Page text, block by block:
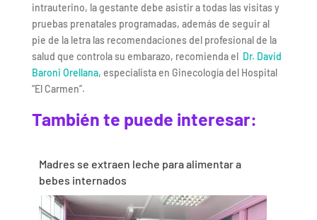
intrauterino, la gestante debe asistir a todas las visitas y
pruebas prenatales programadas, además de seguir al
pie de la letra las recomendaciones del profesional de la
salud que controla su embarazo, recomienda el Dr. David
Baroni Orellana, especialista en Ginecología del Hospital
“El Carmen”.
También te puede interesar:
Madres se extraen leche para alimentar a
bebes internados